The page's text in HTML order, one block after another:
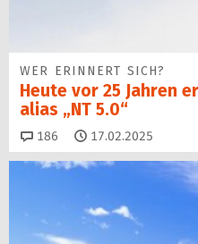
WER ERINNERT SICH?
Heute vor 25 Jahren
alias „NT 5.0“
186 Kommentare
17.02.2025